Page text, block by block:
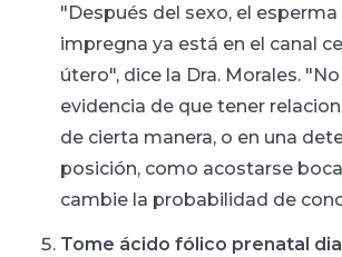
"Después del sexo, el esperma
impregna ya está en el canal
útero", dice la Dra. Morales.
evidencia de que tener
de cierta manera, o en una
posición, como acostarse
cambie la probabilidad de
Tome ácido fólico prenatal